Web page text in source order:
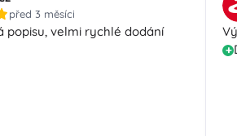
před 3 měsíci
popisu, velmi rychlé dodání